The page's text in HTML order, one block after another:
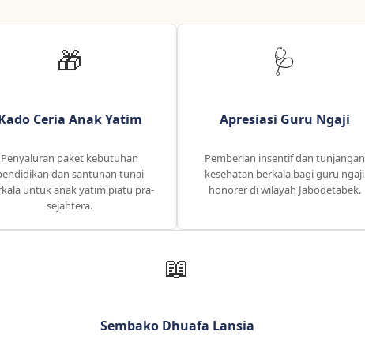
🎁
Ceria Anak Yatim
Penyaluran paket kebutuhan
dan santunan tunai
untuk anak yatim piatu pra-
sejahtera.
🩺
Apresiasi Guru Ngaji
Pemberian insentif dan tunjangan
kesehatan berkala bagi guru ngaji
honorer di wilayah Jabodetabek.
📖
Sembako Dhuafa Lansia